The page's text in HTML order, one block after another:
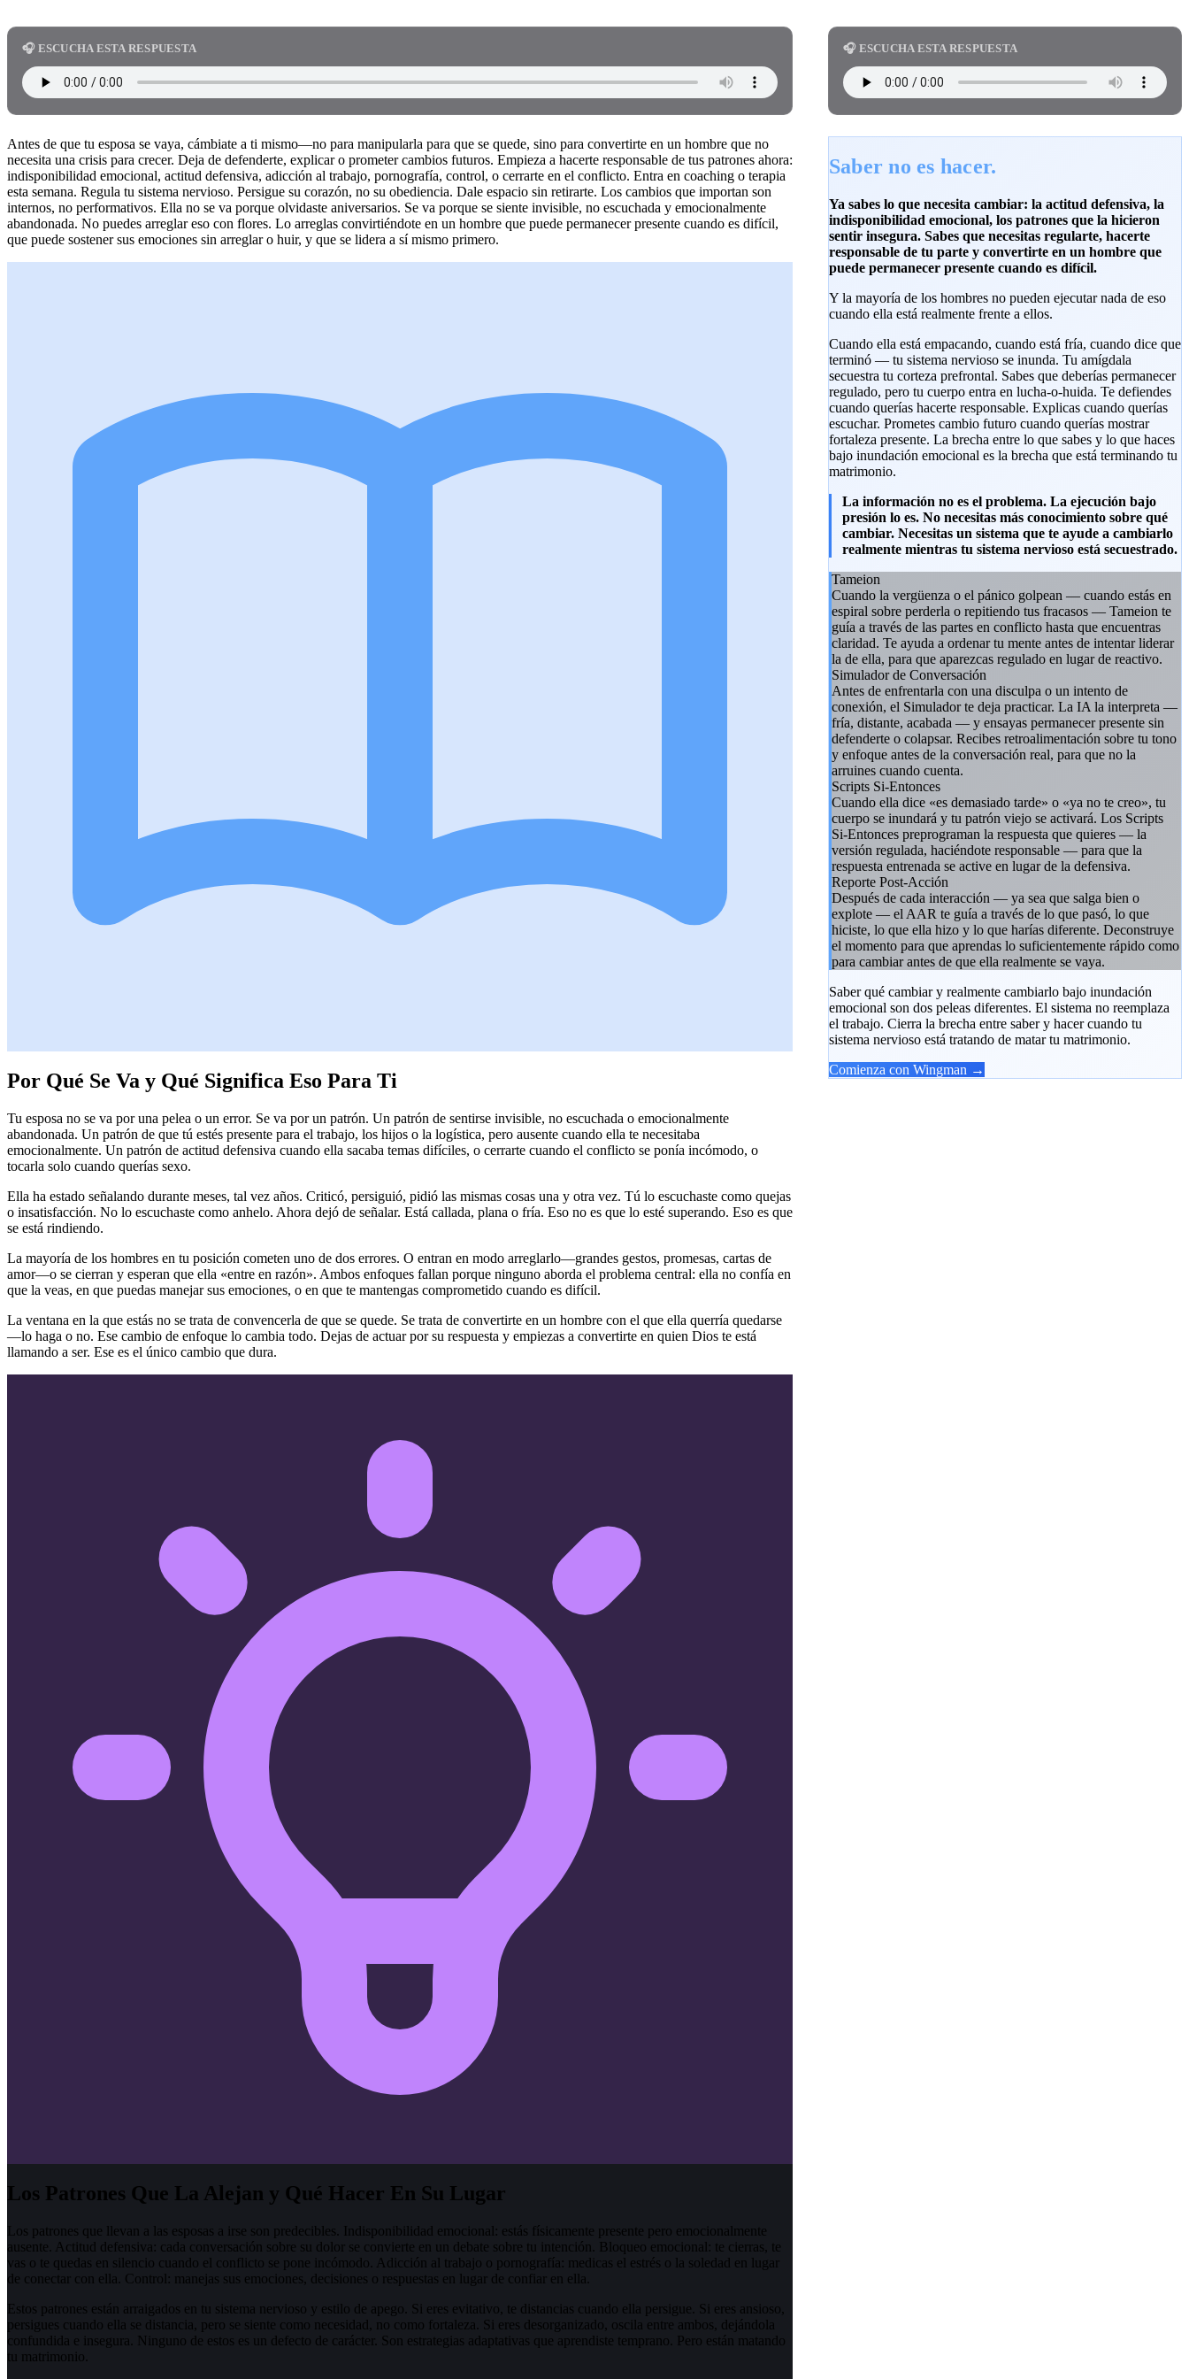
🎧 ESCUCHA ESTA RESPUESTA
Antes de que tu esposa se vaya, cámbiate a ti mismo—no para manipularla para que se quede, sino para convertirte en un hombre que no
necesita una crisis para crecer. Deja de defenderte, explicar o prometer cambios futuros. Empieza a hacerte responsable de tus patrones ahora:
indisponibilidad emocional, actitud defensiva, adicción al trabajo, pornografía, control, o cerrarte en el conflicto. Entra en coaching o terapia
esta semana. Regula tu sistema nervioso. Persigue su corazón, no su obediencia. Dale espacio sin retirarte. Los cambios que importan son
internos, no performativos. Ella no se va porque olvidaste aniversarios. Se va porque se siente invisible, no escuchada y emocionalmente
abandonada. No puedes arreglar eso con flores. Lo arreglas convirtiéndote en un hombre que puede permanecer presente cuando es difícil,
que puede sostener sus emociones sin arreglar o huir, y que se lidera a sí mismo primero.
Por Qué Se Va y Qué Significa Eso Para Ti
Tu esposa no se va por una pelea o un error. Se va por un patrón. Un patrón de sentirse invisible, no escuchada o emocionalmente
abandonada. Un patrón de que tú estés presente para el trabajo, los hijos o la logística, pero ausente cuando ella te necesitaba
emocionalmente. Un patrón de actitud defensiva cuando ella sacaba temas difíciles, o cerrarte cuando el conflicto se ponía incómodo, o
tocarla solo cuando querías sexo.
Ella ha estado señalando durante meses, tal vez años. Criticó, persiguió, pidió las mismas cosas una y otra vez. Tú lo escuchaste como quejas
o insatisfacción. No lo escuchaste como anhelo. Ahora dejó de señalar. Está callada, plana o fría. Eso no es que lo esté superando. Eso es que
se está rindiendo.
La mayoría de los hombres en tu posición cometen uno de dos errores. O entran en modo arreglarlo—grandes gestos, promesas, cartas de
amor—o se cierran y esperan que ella «entre en razón». Ambos enfoques fallan porque ninguno aborda el problema central: ella no confía en
que la veas, en que puedas manejar sus emociones, o en que te mantengas comprometido cuando es difícil.
La ventana en la que estás no se trata de convencerla de que se quede. Se trata de convertirte en un hombre con el que ella querría quedarse
—lo haga o no. Ese cambio de enfoque lo cambia todo. Dejas de actuar por su respuesta y empiezas a convertirte en quien Dios te está
llamando a ser. Ese es el único cambio que dura.
Los Patrones Que La Alejan y Qué Hacer En Su Lugar
Los patrones que llevan a las esposas a irse son predecibles. Indisponibilidad emocional: estás físicamente presente pero emocionalmente
ausente. Actitud defensiva: cada conversación sobre su dolor se convierte en un debate sobre tu intención. Bloqueo emocional: te cierras, te
vas o te quedas en silencio cuando el conflicto se pone incómodo. Adicción al trabajo o pornografía: medicas el estrés o la soledad en lugar
de conectar con ella. Control: manejas sus emociones, decisiones o respuestas en lugar de confiar en ella.
Estos patrones están arraigados en tu sistema nervioso y estilo de apego. Si eres evitativo, te distancias cuando ella persigue. Si eres ansioso,
persigues cuando ella se distancia, pero se siente como necesidad, no como fortaleza. Si eres desorganizado, oscila entre ambos, dejándola
confundida e insegura. Ninguno de estos es un defecto de carácter. Son estrategias adaptativas que aprendiste temprano. Pero están matando
tu matrimonio.
🎧 ESCUCHA ESTA RESPUESTA
Saber no es hacer.
Ya sabes lo que necesita cambiar: la actitud defensiva, la
indisponibilidad emocional, los patrones que la hicieron
sentir insegura. Sabes que necesitas regularte, hacerte
responsable de tu parte y convertirte en un hombre que
puede permanecer presente cuando es difícil.
Y la mayoría de los hombres no pueden ejecutar nada de eso
cuando ella está realmente frente a ellos.
Cuando ella está empacando, cuando está fría, cuando dice que
terminó — tu sistema nervioso se inunda. Tu amígdala
secuestra tu corteza prefrontal. Sabes que deberías permanecer
regulado, pero tu cuerpo entra en lucha-o-huida. Te defiendes
cuando querías hacerte responsable. Explicas cuando querías
escuchar. Prometes cambio futuro cuando querías mostrar
fortaleza presente. La brecha entre lo que sabes y lo que haces
bajo inundación emocional es la brecha que está terminando tu
matrimonio.
La información no es el problema. La ejecución bajo
presión lo es. No necesitas más conocimiento sobre qué
cambiar. Necesitas un sistema que te ayude a cambiarlo
realmente mientras tu sistema nervioso está secuestrado.
Tameion
Cuando la vergüenza o el pánico golpean — cuando estás en
espiral sobre perderla o repitiendo tus fracasos — Tameion te
guía a través de las partes en conflicto hasta que encuentras
claridad. Te ayuda a ordenar tu mente antes de intentar liderar
la de ella, para que aparezcas regulado en lugar de reactivo.
Simulador de Conversación
Antes de enfrentarla con una disculpa o un intento de
conexión, el Simulador te deja practicar. La IA la interpreta —
fría, distante, acabada — y ensayas permanecer presente sin
defenderte o colapsar. Recibes retroalimentación sobre tu tono
y enfoque antes de la conversación real, para que no la
arruines cuando cuenta.
Scripts Si-Entonces
Cuando ella dice «es demasiado tarde» o «ya no te creo», tu
cuerpo se inundará y tu patrón viejo se activará. Los Scripts
Si-Entonces preprograman la respuesta que quieres — la
versión regulada, haciéndote responsable — para que la
respuesta entrenada se active en lugar de la defensiva.
Reporte Post-Acción
Después de cada interacción — ya sea que salga bien o
explote — el AAR te guía a través de lo que pasó, lo que
hiciste, lo que ella hizo y lo que harías diferente. Deconstruye
el momento para que aprendas lo suficientemente rápido como
para cambiar antes de que ella realmente se vaya.
Saber qué cambiar y realmente cambiarlo bajo inundación
emocional son dos peleas diferentes. El sistema no reemplaza
el trabajo. Cierra la brecha entre saber y hacer cuando tu
sistema nervioso está tratando de matar tu matrimonio.
Comienza con Wingman →